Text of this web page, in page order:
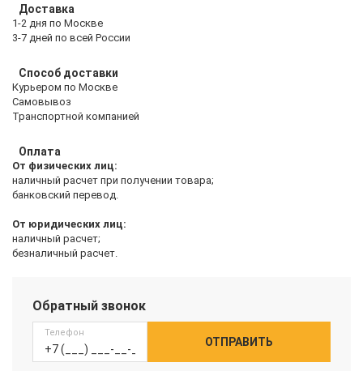
Доставка
1-2 дня по Москве
3-7 дней по всей России
Способ доставки
Курьером по Москве
Самовывоз
Транспортной компанией
Оплата
От физических лиц:
наличный расчет при получении товара;
банковский перевод.
От юридических лиц:
наличный расчет;
безналичный расчет.
Обратный звонок
Телефон
ОТПРАВИТЬ